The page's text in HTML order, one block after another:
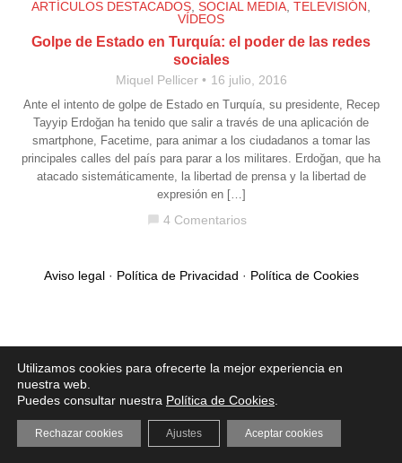
ARTÍCULOS DESTACADOS SOCIAL MEDIA TELEVISIÓN
VÍDEOS
Golpe de Estado en Turquía: el poder de las redes
sociales
Miquel Pellicer 16 julio, 2016
Ante el intento de golpe de Estado en Turquía, su presidente, Recep
Tayyip Erdoğan ha tenido que salir a través de una aplicación de
smartphone, Facetime, para animar a los ciudadanos a tomar las
principales calles del país para parar a los militares. Erdoğan, que ha
atacado sistemáticamente, la libertad de prensa y la libertad de
expresión en […]
chat_bubble 4 Comentarios
Aviso legal· Política de Privacidad · Política de Cookies
Utilizamos cookies para ofrecerte la mejor experiencia en
nuestra web.
Puedes consultar nuestra Política de Cookies
Aceptar cookies
Rechazar cookies Ajustes